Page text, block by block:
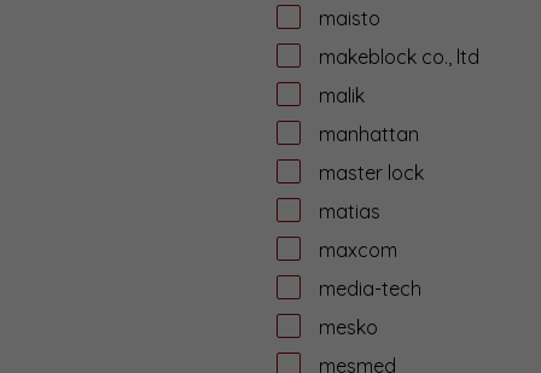
maisto
makeblock co., ltd
malik
manhattan
master lock
matias
maxcom
media-tech
mesko
mesmed